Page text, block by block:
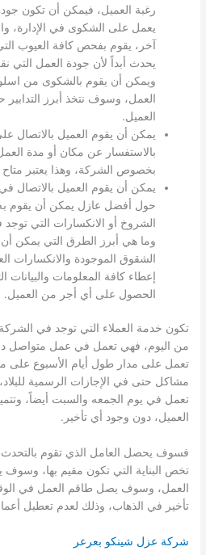
رغبة العميل، فيمكن أن تكون
يعمل على الشكوى في الإدارة،
آخر، يقوم بفحص كافة العيوب
يحدث أبداً لأن جودة العمل التي
ويمكن أن يقوم بالشكوى من
العمل، وسوف نتخذ أبرز
العميل.
يمكن أن يقوم العميل بالاتصال
بالاستفسار عن مكان أو مدة
بخصوص الشركة، وهذا يعتبر
يمكن أن يقوم العميل
حول أفضل عازل يمكن أن يقوم
الشروخ أو الانكسارات التي
وما هي أبرز الطرق التي يمكن
الشقوق الموجودة والانكسارات
إعطاء كافة المعلومات والبيانات
الحصول على أي أجر من العميل.
من اليوم، فهي تعمل في عمل متواصل
مشاكل حتى في الإجازات الرسمية
تعمل في يوم الجمعه والسبت أيضاً،
العميل، دون وجود أي تأخير.
فسوف يحصل العامل الذي تقوم
تخص البناية التي تكون مقيم بها،
العمل، وسوف يصل طاقم العمل في
تأخير في الذهاب، وذلك لعدم تعطيل
شركة عزل شينكو بعرعر